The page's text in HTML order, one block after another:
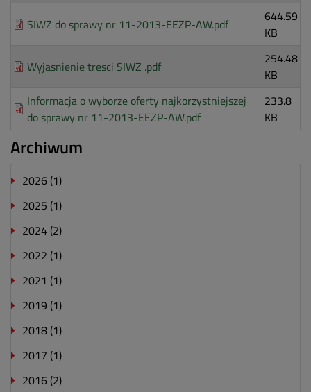
SIWZ do sprawy nr 11-2013-EEZP-AW.pdf
644.59
KB
Wyjasnienie tresci SIWZ .pdf
254.48
KB
Informacja o wyborze oferty najkorzystniejszej
do sprawy nr 11-2013-EEZP-AW.pdf
233.8
KB
Archiwum
2026 (1)
2025 (1)
2024 (2)
2022 (1)
2021 (1)
2019 (1)
2018 (1)
2017 (1)
2016 (2)